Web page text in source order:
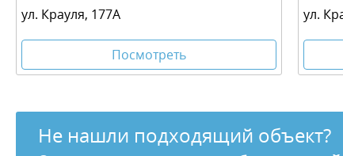
ул. Крауля, 177А
Посмотреть
ул.
Не нашли подходящий объект?